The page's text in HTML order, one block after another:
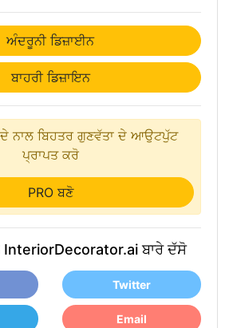
ਅੰਦਰੂਨੀ ਡਿਜ਼ਾਈਨ
ਬਾਹਰੀ ਡਿਜ਼ਾਇਨ
ਦੇ ਨਾਲ ਬਿਹਤਰ ਗੁਣਵੱਤਾ ਦੇ ਆਉਟਪੁੱਟ
ਪ੍ਰਾਪਤ ਕਰੋ
PRO ਬਣੋ
ਬਾਰੇ ਦੱਸੋ
Twitter
Email